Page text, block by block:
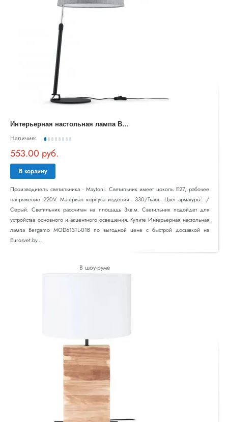
И
нтерьерная настольная лампа Bergamo MOD613TL-01B
Наличие:
553.00 руб.
В корзину
Производитель светильника - Maytoni. Светильник имеет цоколь E27, рабочее
напряжение 220V. Материал корпуса изделия - 330/Ткань. Цвет арматуры: -/
Серый. Светильник рассчитан на площадь 3кв.м. Светильник подойдет для
устройства основного и акцентного освещения. Купите Интерьерная настольная
лампа Bergamo MOD613TL-01B по выгодной цене с быстрой доставкой на
Eurosvet.by...
В шоу-руме